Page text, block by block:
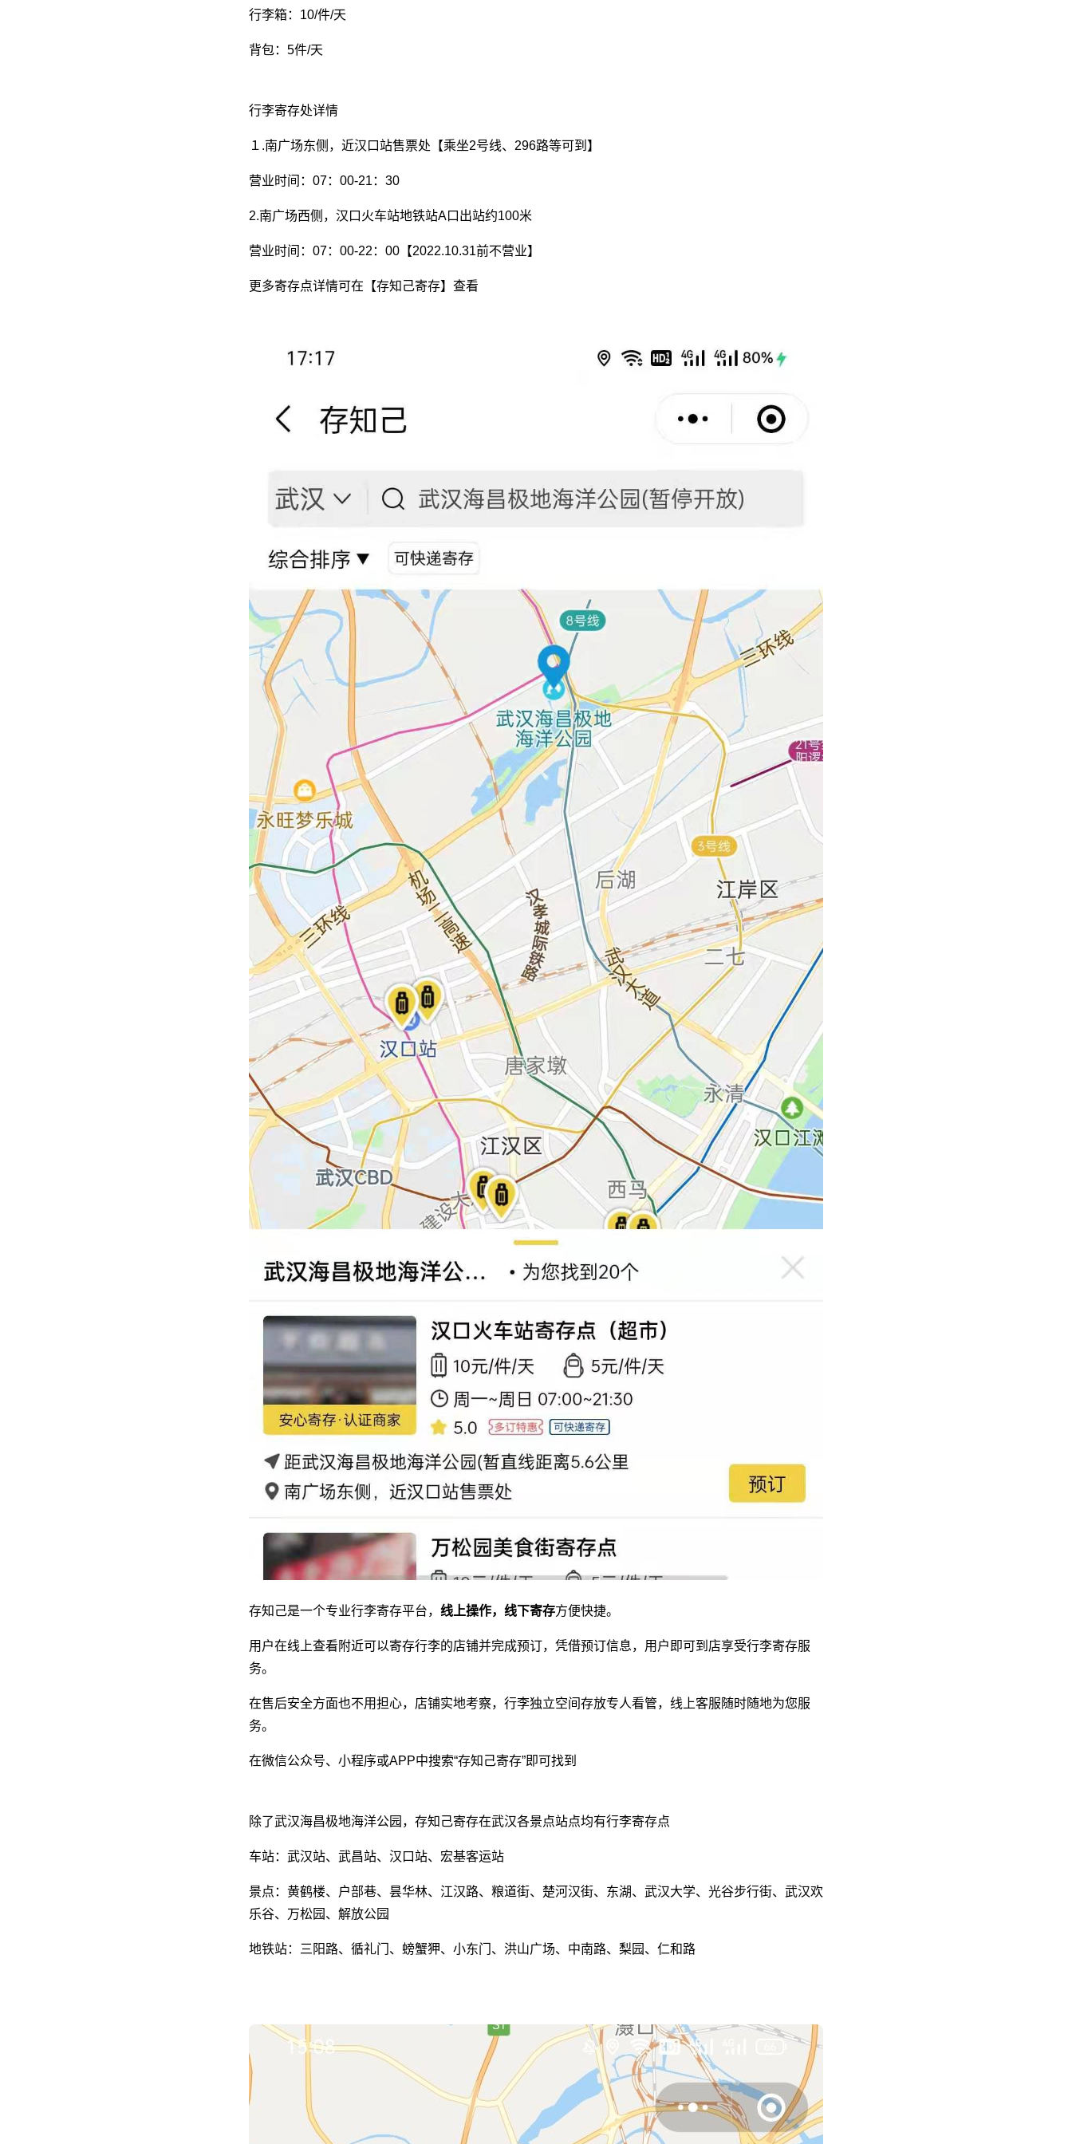
行李箱：10/件/天
背包：5件/天
行李寄存处详情
１.南广场东侧，近汉口站售票处【乘坐2号线、296路等可到】
营业时间：07：00-21：30
2.南广场西侧，汉口火车站地铁站A口出站约100米
营业时间：07：00-22：00【2022.10.31前不营业】
更多寄存点详情可在【存知己寄存】查看
存知己是一个专业行李寄存平台， 线上操作，线下寄存方便快捷。
用户在线上查看附近可以寄存行李的店铺并完成预订，凭借预订信息，用户即可到店享受行李寄存服
务。
在售后安全方面也不用担心，店铺实地考察，行李独立空间存放专人看管，线上客服随时随地为您服
务。
在微信公众号、小程序或APP中搜索“存知己寄存”即可找到
除了武汉海昌极地海洋公园，存知己寄存在武汉各景点站点均有行李寄存点
车站：武汉站、武昌站、汉口站、宏基客运站
景点：黄鹤楼、户部巷、昙华林、江汉路、粮道街、楚河汉街、东湖、武汉大学、光谷步行街、武汉欢
乐谷、万松园、解放公园
地铁站：三阳路、循礼门、螃蟹狎、小东门、洪山广场、中南路、梨园、仁和路